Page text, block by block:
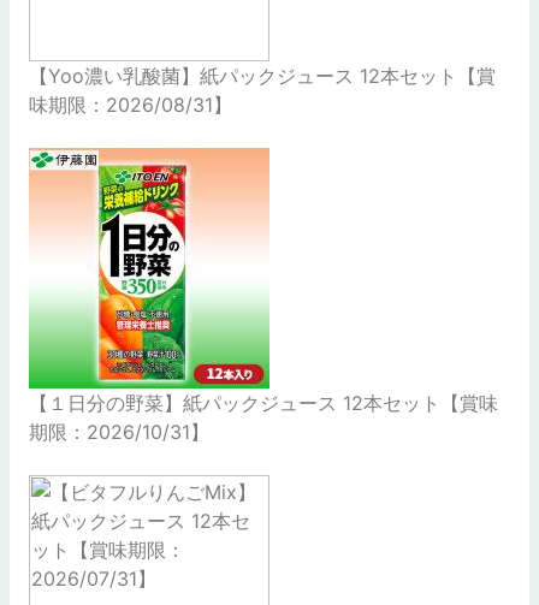
【Yoo濃い乳酸菌】紙パックジュース 12本セット【賞
味期限：2026/08/31】
【１日分の野菜】紙パックジュース 12本セット【賞味
期限：2026/10/31】